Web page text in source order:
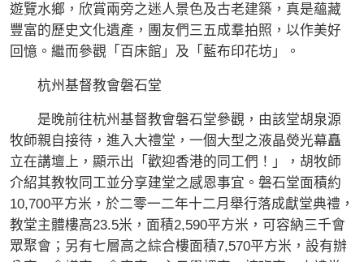
遊覽水鄉，欣賞兩旁之迷人景色及古老建築，真是蘊藏
豐富的歷史文化遺產，團友們三五成羣拍照，以作美好
回憶。繼而參觀「百床館」及「藍布印花坊」。
杭州基督教會磐石堂
是晚前往杭州基督教會磐石堂參觀，由該堂胡泉源
牧師親自接待，進入大禮堂，一個大型之液晶熒光幕矗
立在講壇上，顯示出「歡迎香港的同工們！」，胡牧師
介紹其教牧同工並分享建堂之感恩事宜。磐石堂面積約
10,700平方米，於二零一二年十二月舉行落成獻堂典禮，
教堂主體樓高23.5米，面積2,590平方米，可容納三千會
眾聚會；另有七層高之綜合樓面積7,570平方米，設有辦